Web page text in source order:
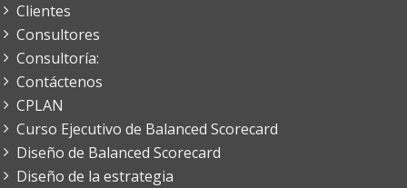
Clientes
Consultores
Consultoría:
Contáctenos
CPLAN
Curso Ejecutivo de Balanced Scorecard
Diseño de Balanced Scorecard
Diseño de la estrategia